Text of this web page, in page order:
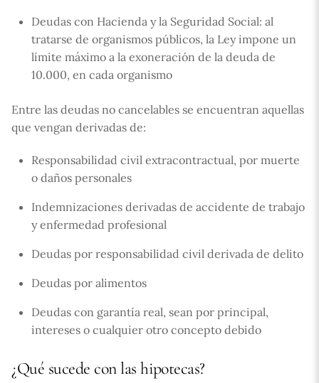
Deudas con Hacienda y la Seguridad Social: al
tratarse de organismos públicos, la Ley impone un
límite máximo a la exoneración de la deuda de
10.000, en cada organismo
Entre las deudas no cancelables se encuentran aquellas
que vengan derivadas de:
Responsabilidad civil extracontractual, por muerte
o daños personales
Indemnizaciones derivadas de accidente de trabajo
y enfermedad profesional
Deudas por responsabilidad civil derivada de delito
Deudas por alimentos
Deudas con garantía real, sean por principal,
intereses o cualquier otro concepto debido
¿Qué sucede con las hipotecas?